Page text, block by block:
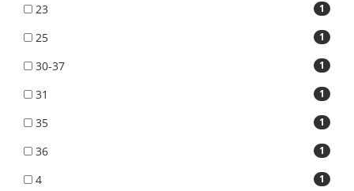
1
23
1
25
1
30-37
1
31
1
35
1
36
1
4